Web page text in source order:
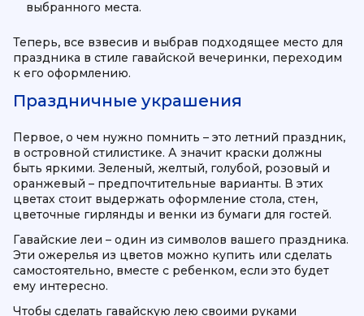
выбранного места.
Теперь, все взвесив и выбрав подходящее место для
праздника в стиле гавайской вечеринки, переходим
к его оформлению.
Праздничные украшения
Первое, о чем нужно помнить – это летний праздник,
в островной стилистике. А значит краски должны
быть яркими. Зеленый, желтый, голубой, розовый и
оранжевый – предпочтительные варианты. В этих
цветах стоит выдержать оформление стола, стен,
цветочные гирлянды и венки из бумаги для гостей.
Гавайские леи – один из символов вашего праздника.
Эти ожерелья из цветов можно купить или сделать
самостоятельно, вместе с ребенком, если это будет
ему интересно.
Чтобы сделать гавайскую лею своими руками